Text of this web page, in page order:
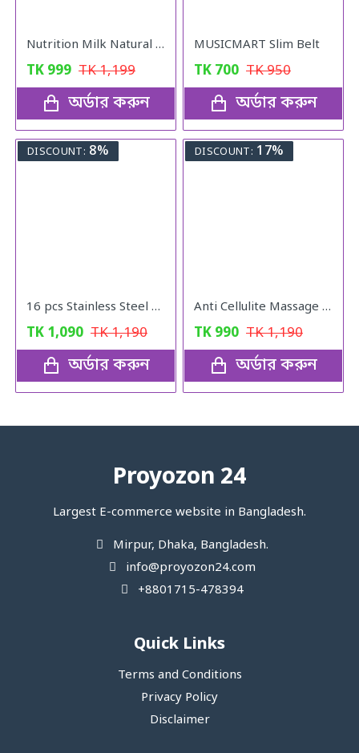
Nutrition Milk Natural Weight Gain Formula
TK 999 TK1,199
অর্ডার করুন
MUSICMART Slim Belt
TK 700 TK950
অর্ডার করুন
DISCOUNT: 8%
16 pcs Stainless Steel Nail Cutter Clipper Tool Box Set For Personal Care Manicure Set
TK 1,090 TK1,190
অর্ডার করুন
DISCOUNT: 17%
Anti Cellulite Massage Oil
TK 990 TK1,190
অর্ডার করুন
Proyozon 24
Largest E-commerce website in Bangladesh.
Mirpur, Dhaka, Bangladesh.
info@proyozon24.com
+8801715-478394
Quick Links
Terms and Conditions
Privacy Policy
Disclaimer